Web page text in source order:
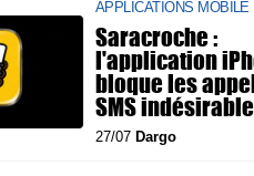
APPLICATIONS MOBILE
Saracroche :
l'application
bloque les
SMS
27/07 Dargo